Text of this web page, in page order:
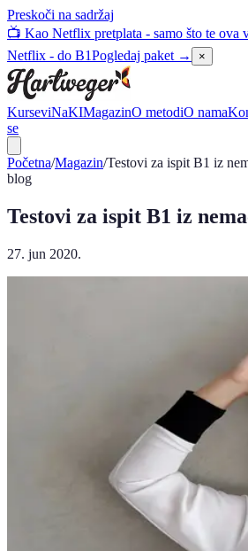
Preskoči na sadržaj
📺 Kao Netflix pretplata - samo što te ova
Netflix - do B1Pogledaj paket → ×
KurseviNaKIMagazinO metodiO nama
se
Početna/Magazin/Testovi za ispit B1 iz
blog
Testovi za ispit B1 iz
27. jun 2020.